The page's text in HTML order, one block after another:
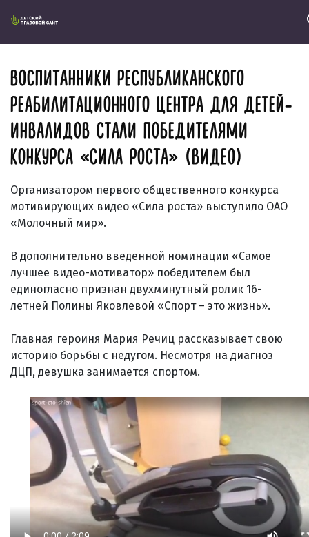
ВОСПИТАННИКИ РЕСПУБЛИКАНСКОГО
РЕАБИЛИТАЦИОННОГО ЦЕНТРА ДЛЯ ДЕТЕЙ-
ИНВАЛИДОВ СТАЛИ ПОБЕДИТЕЛЯМИ
КОНКУРСА «СИЛА РОСТА» (ВИДЕО)
Организатором первого общественного конкурса
мотивирующих видео «Сила роста» выступило ОАО
«Молочный мир».
В дополнительно введенной номинации «Самое
лучшее видео-мотиватор» победителем был
единогласно признан двухминутный ролик 16-
летней Полины Яковлевой «Спорт – это жизнь».
Главная героиня Мария Речиц рассказывает свою
историю борьбы с недугом. Несмотря на диагноз
ДЦП, девушка занимается спортом.